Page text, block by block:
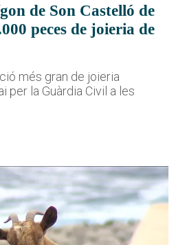
de Son Castelló de
peces de joieria de
més gran de joieria
per la Guàrdia Civil a les